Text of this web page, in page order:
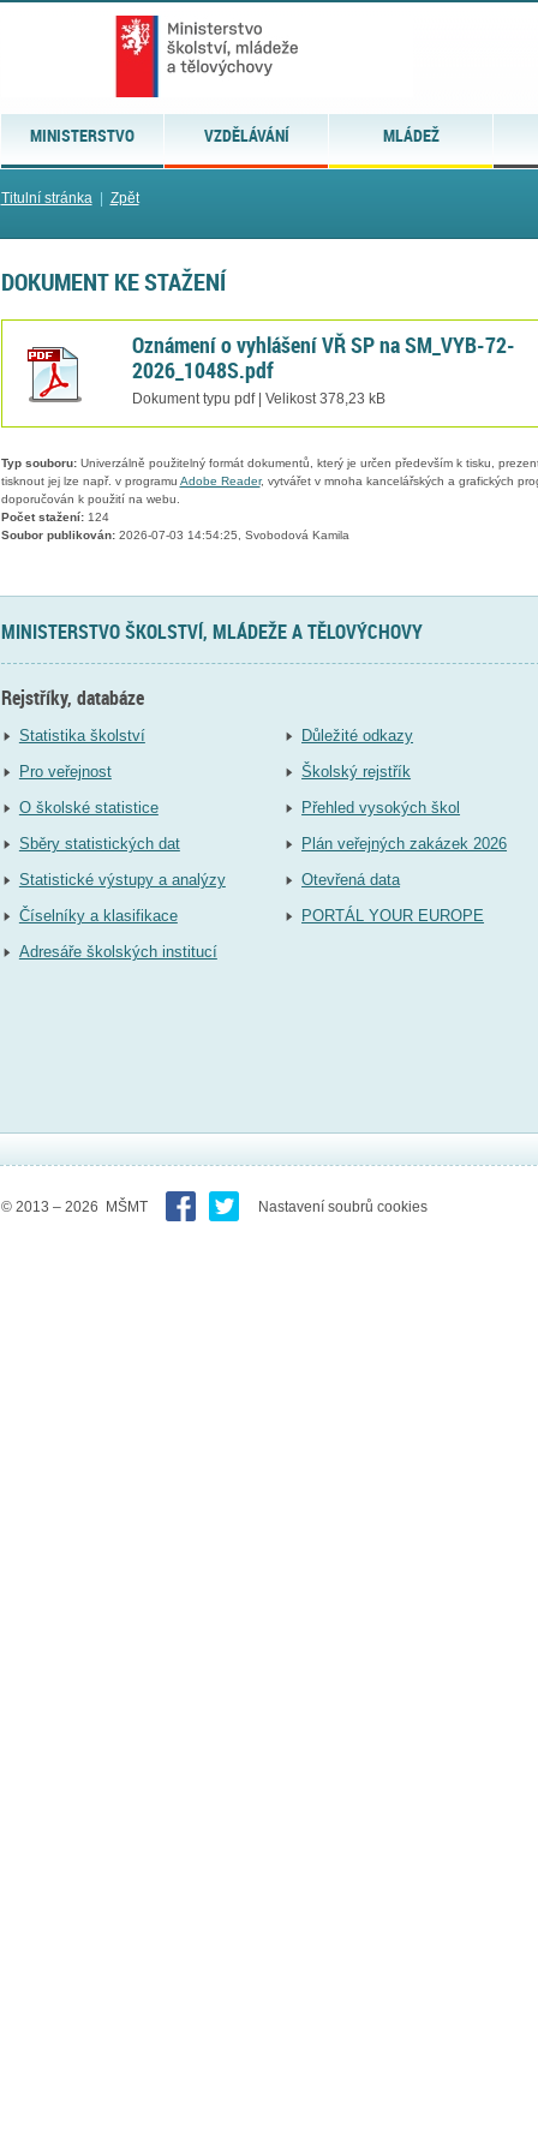
MINISTERSTVO VZDĚLÁVÁNÍ MLÁDEŽ
Titulní stránka| Zpět
DOKUMENT KE STAŽENÍ
Oznámení o vyhlášení VŘ SP na SM_VYB-72-
2026_1048S.pdf
Dokument typu pdf | Velikost 378,23 kB
Typ souboru:Univerzálně použitelný formát dokumentů, který je určen především k tisku,
tisknout jej lze např. v programu Adobe Reader, vytvářet v mnoha kancelářských a grafických
doporučován k použití na webu.
Počet stažení:124
Soubor publikován:2026-07-03 14:54:25, Svobodová Kamila
MINISTERSTVO ŠKOLSTVÍ, MLÁDEŽE A TĚLOVÝCHOVY
Rejstříky, databáze
Statistika školství
Pro veřejnost
O školské statistice
Sběry statistických dat
Statistické výstupy a analýzy
Číselníky a klasifikace
Adresáře školských institucí
Důležité odkazy
Školský rejstřík
Přehled vysokých škol
Plán veřejných zakázek 2026
Otevřená data
PORTÁL YOUR EUROPE
© 2013 – 2026 MŠMT Nastavení soubrů cookies